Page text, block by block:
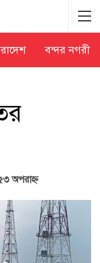
বন্দর নগরী
অপরাহ্ণ